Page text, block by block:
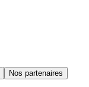
Nos partenaires